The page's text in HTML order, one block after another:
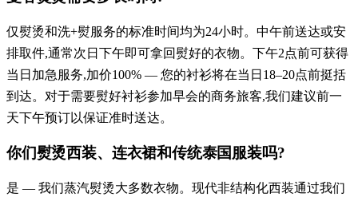
仅熨烫和洗+熨服务的标准时间均为24小时。中午前送达或安
排取件,通常次日下午即可拿回熨好的衣物。下午2点前可获得
当日加急服务,加价100% — 您的衬衫将在当日18–20点前挺括
到达。对于需要熨好衬衫参加早会的商务旅客,我们建议前一
天下午预订以保证准时送达。
你们熨烫西装、连衣裙和传统泰国服装吗?
是 — 我们蒸汽熨烫大多数衣物。现代非结构化西装通过我们